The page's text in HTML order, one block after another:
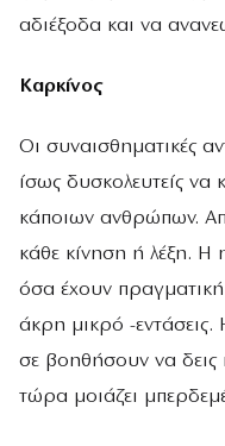
αδιέξοδα και να
Καρκίνος
Οι συναισθηματικές
ίσως δυσκολευτείς να
κάποιων ανθρώπων.
κάθε κίνηση ή λέξη. Η
όσα έχουν
άκρη μικρό -
σε βοηθήσουν να
τώρα μοιάζει